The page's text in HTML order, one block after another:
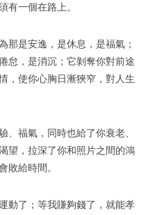
有一個在路上。
那是安逸，是休息，是福氣；
怠，是消沉；它剝奪你對前途
，使你心胸日漸狹窄，對人生
、福氣，同時也給了你衰老、
望，拉深了你和照片之間的鴻
敗給時間。
動了；等我賺夠錢了，就能孝